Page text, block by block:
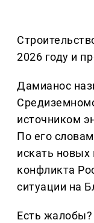
2026 году и
Дамианос
источником
По его
искать новых
конфликта
ситуации на
Есть